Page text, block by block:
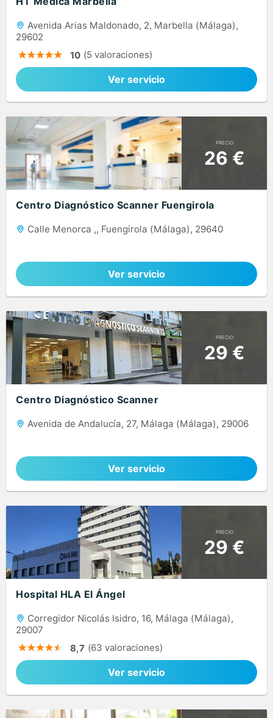
Avenida Arias Maldonado, 2, Marbella (Málaga),
29602
10 (5 valoraciones)
Ver servicio
PRECIO
26 €
Centro Diagnóstico Scanner Fuengirola
Calle Menorca ,, Fuengirola (Málaga), 29640
Ver servicio
PRECIO
29 €
Centro Diagnóstico Scanner
Avenida de Andalucía, 27, Málaga (Málaga), 29006
Ver servicio
PRECIO
29 €
Hospital HLA El Ángel
Corregidor Nicolás Isidro, 16, Málaga (Málaga),
29007
8,7 (63 valoraciones)
Ver servicio